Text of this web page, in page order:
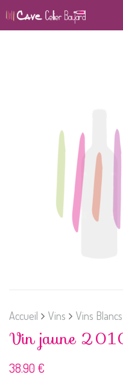
Accueil Vins Vins Blancs
Vin jaune
38.90 €